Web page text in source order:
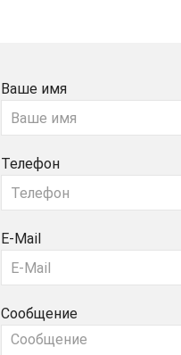
Ваше имя
Телефон
E-Mail
Сообщение